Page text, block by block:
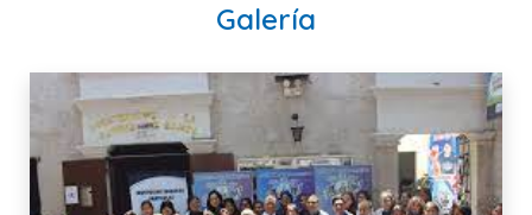
Galería